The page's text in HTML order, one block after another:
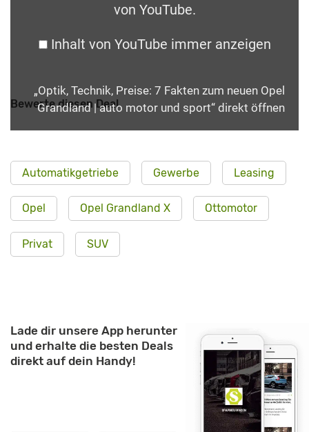
von YouTube.
Inhalt von YouTube immer anzeigen
„Optik, Technik, Preise: 7 Fakten zum neuen Opel
Grandland | auto motor und sport“ direkt öffnen
Bewerte diesen Deal
Automatikgetriebe Gewerbe Leasing
Opel Opel Grandland X Ottomotor
Privat SUV
Lade dir unsere App herunter
und erhalte die besten Deals
direkt auf dein Handy!